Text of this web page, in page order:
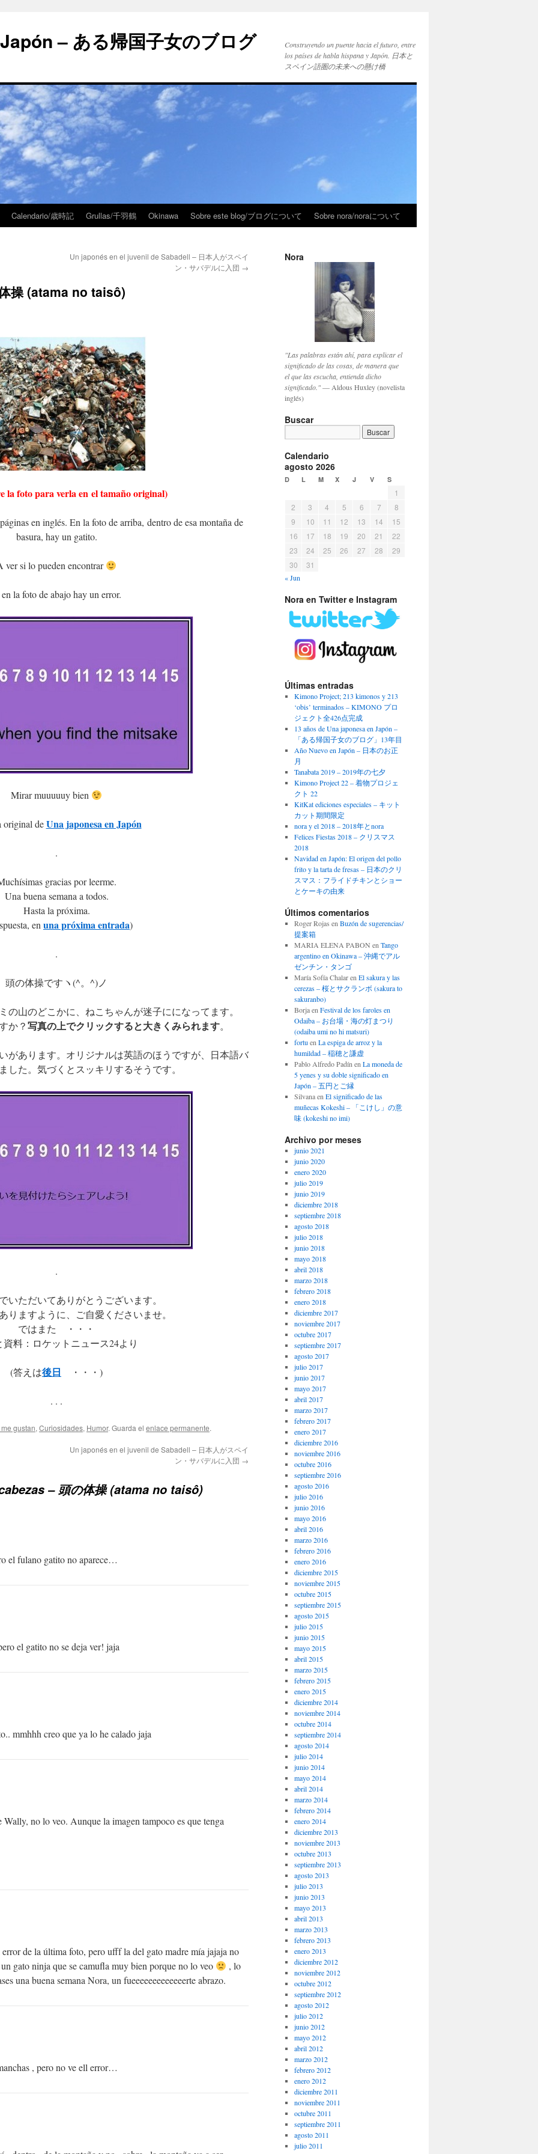
– ある帰国子女のブログ
Construyendo un puente hacia el futuro, entre
los países de habla hispana y Japón. 日本と
スペイン語圏の未来への懸け橋
Calendario/歳時記 Grullas/千羽鶴 Okinawa Sobre este blog/ブログについて Sobre nora/noraについて
Un japonés en el juvenil de Sabadell – 日本人がスペイ
ン・サバデルに入団 →
操 (atama no taisô)
la foto para verla en el tamaño original)
en inglés. En la foto de arriba, dentro de esa montaña de
basura, hay un gatito.
ver si lo pueden encontrar
la foto de abajo hay un error.
Mirar muuuuuy bien
original deUna japonesa en Japón
.
gracias por leerme.
Una buena semana a todos.
Hasta la próxima.
en una próxima entrada)
.
頭の体操ですヽ(^。^)ノ
の山のどこかに、ねこちゃんが迷子にになってます。
か？写真の上でクリックすると大きくみられます。
があります。オリジナルは英語のほうですが、日本語バ
した。気づくとスッキリするそうです。
.
いただいてありがとうございます。
りますように、ご自愛くださいませ。
ではまた ・・・
資料：ロケットニュース24より
(答えは後日 ・・・)
. . .
gustan, Curiosidades, Humor. Guarda el enlace permanente.
Un japonés en el juvenil de Sabadell – 日本人がスペイ
ン・サバデルに入団 →
– 頭の体操 (atama no taisô)
el fulano gatito no aparece…
el gatito no se deja ver! jaja
mmhhh creo que ya lo he calado jaja
no lo veo. Aunque la imagen tampoco es que tenga
de la última foto, pero ufff la del gato madre mía jajaja no
gato ninja que se camufla muy bien porque no lo veo
, lo
una buena semana Nora, un fueeeeeeeeeeeeerte abrazo.
, pero no ve ell error…
Nora
"Las palabras están ahí, para explicar el
significado de las cosas, de manera que
el que las escucha, entienda dicho
significado."— Aldous Huxley (novelista
inglés)
Buscar
Calendario
agosto 2026
D L M X J V S
1
2
3 4 5 6 7
8
9
10 11 12 13 14
15
16
17 18 19 20 21
22
23
24 25 26 27 28
29
30
31
« Jun
Nora en Twitter e Instagram
Últimas entradas
Kimono Project; 213 kimonos y 213
‘obis’ terminados – KIMONO プロ
ジェクト全426点完成
13 años de Una japonesa en Japón –
「ある帰国子女のブログ」13年目
Año Nuevo en Japón – 日本のお正
月
Tanabata 2019 – 2019年の七夕
Kimono Project 22 – 着物プロジェ
クト 22
KitKat ediciones especiales – キット
カット期間限定
nora y el 2018 – 2018年とnora
Felices Fiestas 2018 – クリスマス
2018
Navidad en Japón: El origen del pollo
frito y la tarta de fresas – 日本のクリ
スマス：フライドチキンとショー
とケーキの由来
Últimos comentarios
Roger Rojas en Buzón de sugerencias/
提案箱
MARIA ELENA PABON en Tango
argentino en Okinawa – 沖縄でアル
ゼンチン・タンゴ
María Sofía Chalaren El sakura y las
cerezas – 桜とサクランボ (sakura to
sakuranbo)
Borjaen Festival de los faroles en
Odaiba – お台場・海の灯まつり
(odaiba umi no hi matsuri)
fortu en La espiga de arroz y la
humildad – 稲穂と謙虚
Pablo Alfredo Padín en La moneda de
5 yenes y su doble significado en
Japón – 五円とご縁
Silvanaen El significado de las
muñecas Kokeshi – 「こけし」の意
味 (kokeshi no imi)
Archivo por meses
junio 2021
junio 2020
enero 2020
julio 2019
junio 2019
diciembre 2018
septiembre 2018
agosto 2018
julio 2018
junio 2018
mayo 2018
abril 2018
marzo 2018
febrero 2018
enero 2018
diciembre 2017
noviembre 2017
octubre 2017
septiembre 2017
agosto 2017
julio 2017
junio 2017
mayo 2017
abril 2017
marzo 2017
febrero 2017
enero 2017
diciembre 2016
noviembre 2016
octubre 2016
septiembre 2016
agosto 2016
julio 2016
junio 2016
mayo 2016
abril 2016
marzo 2016
febrero 2016
enero 2016
diciembre 2015
noviembre 2015
octubre 2015
septiembre 2015
agosto 2015
julio 2015
junio 2015
mayo 2015
abril 2015
marzo 2015
febrero 2015
enero 2015
diciembre 2014
noviembre 2014
octubre 2014
septiembre 2014
agosto 2014
julio 2014
junio 2014
mayo 2014
abril 2014
marzo 2014
febrero 2014
enero 2014
diciembre 2013
noviembre 2013
octubre 2013
septiembre 2013
agosto 2013
julio 2013
junio 2013
mayo 2013
abril 2013
marzo 2013
febrero 2013
enero 2013
diciembre 2012
noviembre 2012
octubre 2012
septiembre 2012
agosto 2012
julio 2012
junio 2012
mayo 2012
abril 2012
marzo 2012
febrero 2012
enero 2012
diciembre 2011
noviembre 2011
octubre 2011
septiembre 2011
agosto 2011
julio 2011